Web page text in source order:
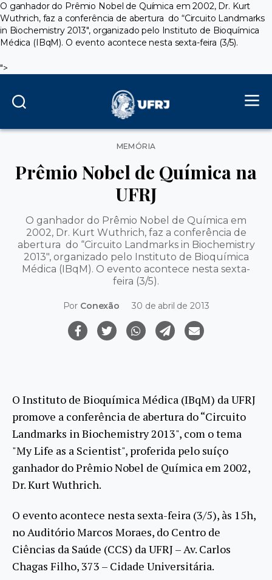
O ganhador do Prêmio Nobel de Química em 2002, Dr. Kurt
Wuthrich, faz a conferência de abertura do “Circuito Landmarks
in Biochemistry 2013", organizado pelo Instituto de Bioquímica
Médica (IBqM). O evento acontece nesta sexta-feira (3/5).
">
Categorias
MEMÓRIA
Prêmio Nobel de Química na
UFRJ
O ganhador do Prêmio Nobel de Química em
2002, Dr. Kurt Wuthrich, faz a conferência de
abertura do “Circuito Landmarks in Biochemistry
2013", organizado pelo Instituto de Bioquímica
Médica (IBqM). O evento acontece nesta sexta-
feira (3/5).
Por Conexão 30 de abril de 2013
O Instituto de Bioquímica Médica (IBqM) da UFRJ
promove a conferência de abertura do “Circuito
Landmarks in Biochemistry 2013", com o tema
"My Life as a Scientist", proferida pelo suíço
ganhador do Prêmio Nobel de Química em 2002,
Dr. Kurt Wuthrich.
O evento acontece nesta sexta-feira (3/5), às 15h,
no Auditório Marcos Moraes, do Centro de
Ciências da Saúde (CCS) da UFRJ – Av. Carlos
Chagas Filho, 373 – Cidade Universitária.